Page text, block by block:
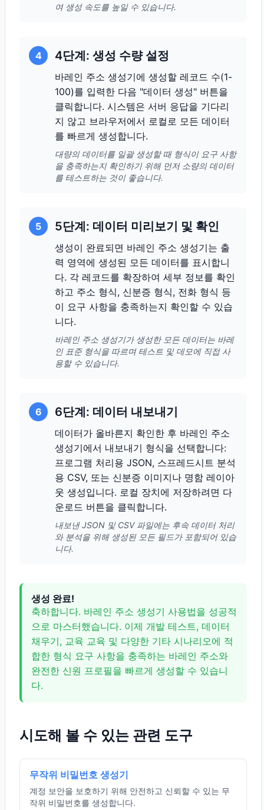
여 생성 속도를 높일 수 있습니다.
4 4단계: 생성 수량 설정
바레인 주소 생성기에 생성할 레코드 수(1-
100)를 입력한 다음 "데이터 생성" 버튼을
클릭합니다. 시스템은 서버 응답을 기다리
지 않고 브라우저에서 로컬로 모든 데이터
를 빠르게 생성합니다.
대량의 데이터를 일괄 생성할 때 형식이 요구 사항
을 충족하는지 확인하기 위해 먼저 소량의 데이터
를 테스트하는 것이 좋습니다.
5 5단계: 데이터 미리보기 및 확인
생성이 완료되면 바레인 주소 생성기는 출
력 영역에 생성된 모든 데이터를 표시합니
다. 각 레코드를 확장하여 세부 정보를 확인
하고 주소 형식, 신분증 형식, 전화 형식 등
이 요구 사항을 충족하는지 확인할 수 있습
니다.
바레인 주소 생성기가 생성한 모든 데이터는 바레
인 표준 형식을 따르며 테스트 및 데모에 직접 사
용할 수 있습니다.
6 6단계: 데이터 내보내기
데이터가 올바른지 확인한 후 바레인 주소
생성기에서 내보내기 형식을 선택합니다:
프로그램 처리용 JSON, 스프레드시트 분석
용 CSV, 또는 신분증 이미지나 명함 레이아
웃 생성입니다. 로컬 장치에 저장하려면 다
운로드 버튼을 클릭합니다.
내보낸 JSON 및 CSV 파일에는 후속 데이터 처리
와 분석을 위해 생성된 모든 필드가 포함되어 있습
니다.
생성 완료!
축하합니다. 바레인 주소 생성기 사용법을 성공적
으로 마스터했습니다. 이제 개발 테스트, 데이터
채우기, 교육 교육 및 다양한 기타 시나리오에 적
합한 형식 요구 사항을 충족하는 바레인 주소와
완전한 신원 프로필을 빠르게 생성할 수 있습니
다.
시도해 볼 수 있는 관련 도구
무작위 비밀번호 생성기
계정 보안을 보호하기 위해 안전하고 신뢰할 수 있는 무
작위 비밀번호를 생성합니다.